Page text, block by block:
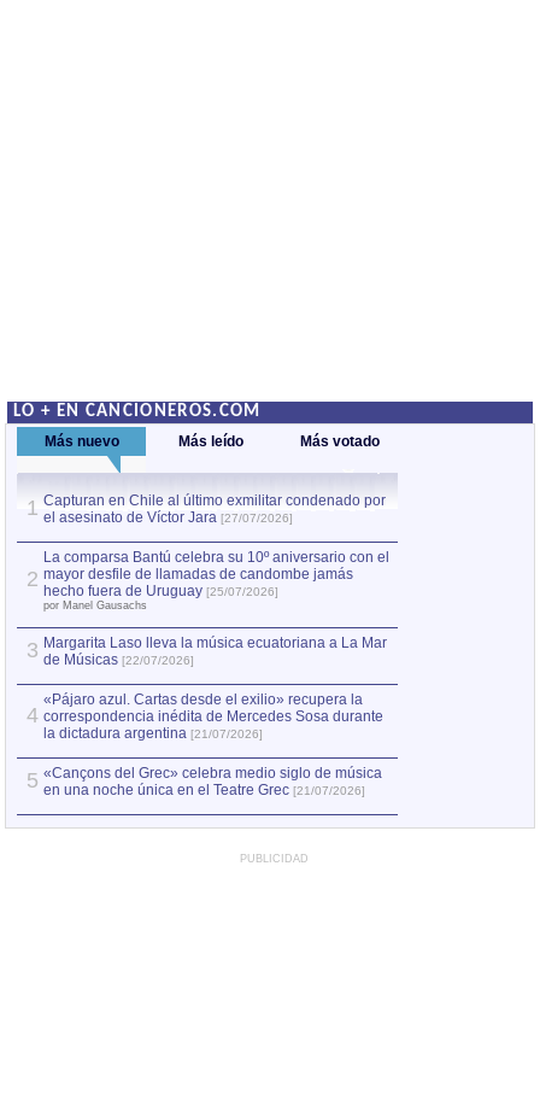
LO + EN CANCIONEROS.COM
Más nuevo Más leído Más votado
1 Capturan en Chile al último exmilitar condenado por
el asesinato de Víctor Jara [27/07/2026]
2
La comparsa Bantú celebra su 10º aniversario con el
mayor desfile de llamadas de candombe jamás
hecho fuera de Uruguay [25/07/2026]
por Manel Gausachs
3 Margarita Laso lleva la música ecuatoriana a La Mar
de Músicas [22/07/2026]
4
«Pájaro azul. Cartas desde el exilio» recupera la
correspondencia inédita de Mercedes Sosa durante
la dictadura argentina [21/07/2026]
5 «Cançons del Grec» celebra medio siglo de música
en una noche única en el Teatre Grec [21/07/2026]
PUBLICIDAD